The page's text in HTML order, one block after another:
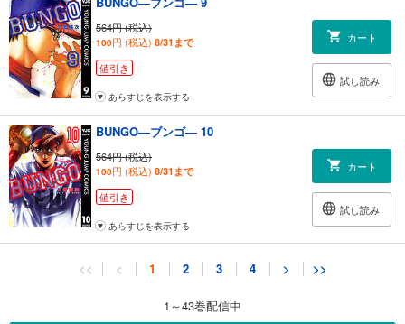
564円 (税込)
100円 (税込) 8/31まで
値引き
カート
試し読み
あらすじを表示する
BUNGO―ブンゴ― 10
564円 (税込)
100円 (税込) 8/31まで
値引き
カート
試し読み
あらすじを表示する
BUNGO―ブンゴ― 11
<< < 1 2 3 4 > >>
1～43巻配信中